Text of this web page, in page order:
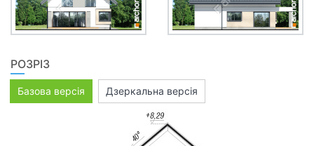
РОЗРІЗ
Базова версія Дзеркальна версія